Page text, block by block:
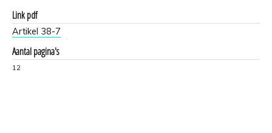
Link pdf
Artikel 38-7
Aantal pagina's
12